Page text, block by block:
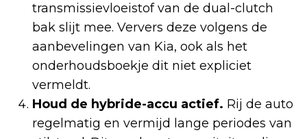
transmissievloeistof van de dual-clutch
bak slijt mee. Ververs deze volgens de
aanbevelingen van Kia, ook als het
onderhoudsboekje dit niet expliciet
vermeldt.
Houd de hybride-accu actief. Rij de auto
regelmatig en vermijd lange periodes van